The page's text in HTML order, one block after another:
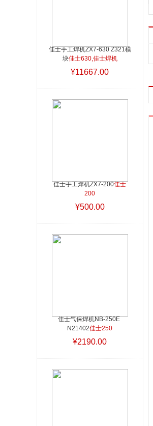
佳士手工焊机ZX7-630 Z321模
块佳士630,佳士焊机
¥11667.00
佳士手工焊机ZX7-200佳士
200
¥500.00
佳士气保焊机NB-250E
N21402佳士250
¥2190.00